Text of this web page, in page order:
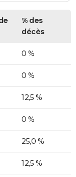
% des
décès
0 %
0 %
12,5 %
0 %
25,0 %
12,5 %